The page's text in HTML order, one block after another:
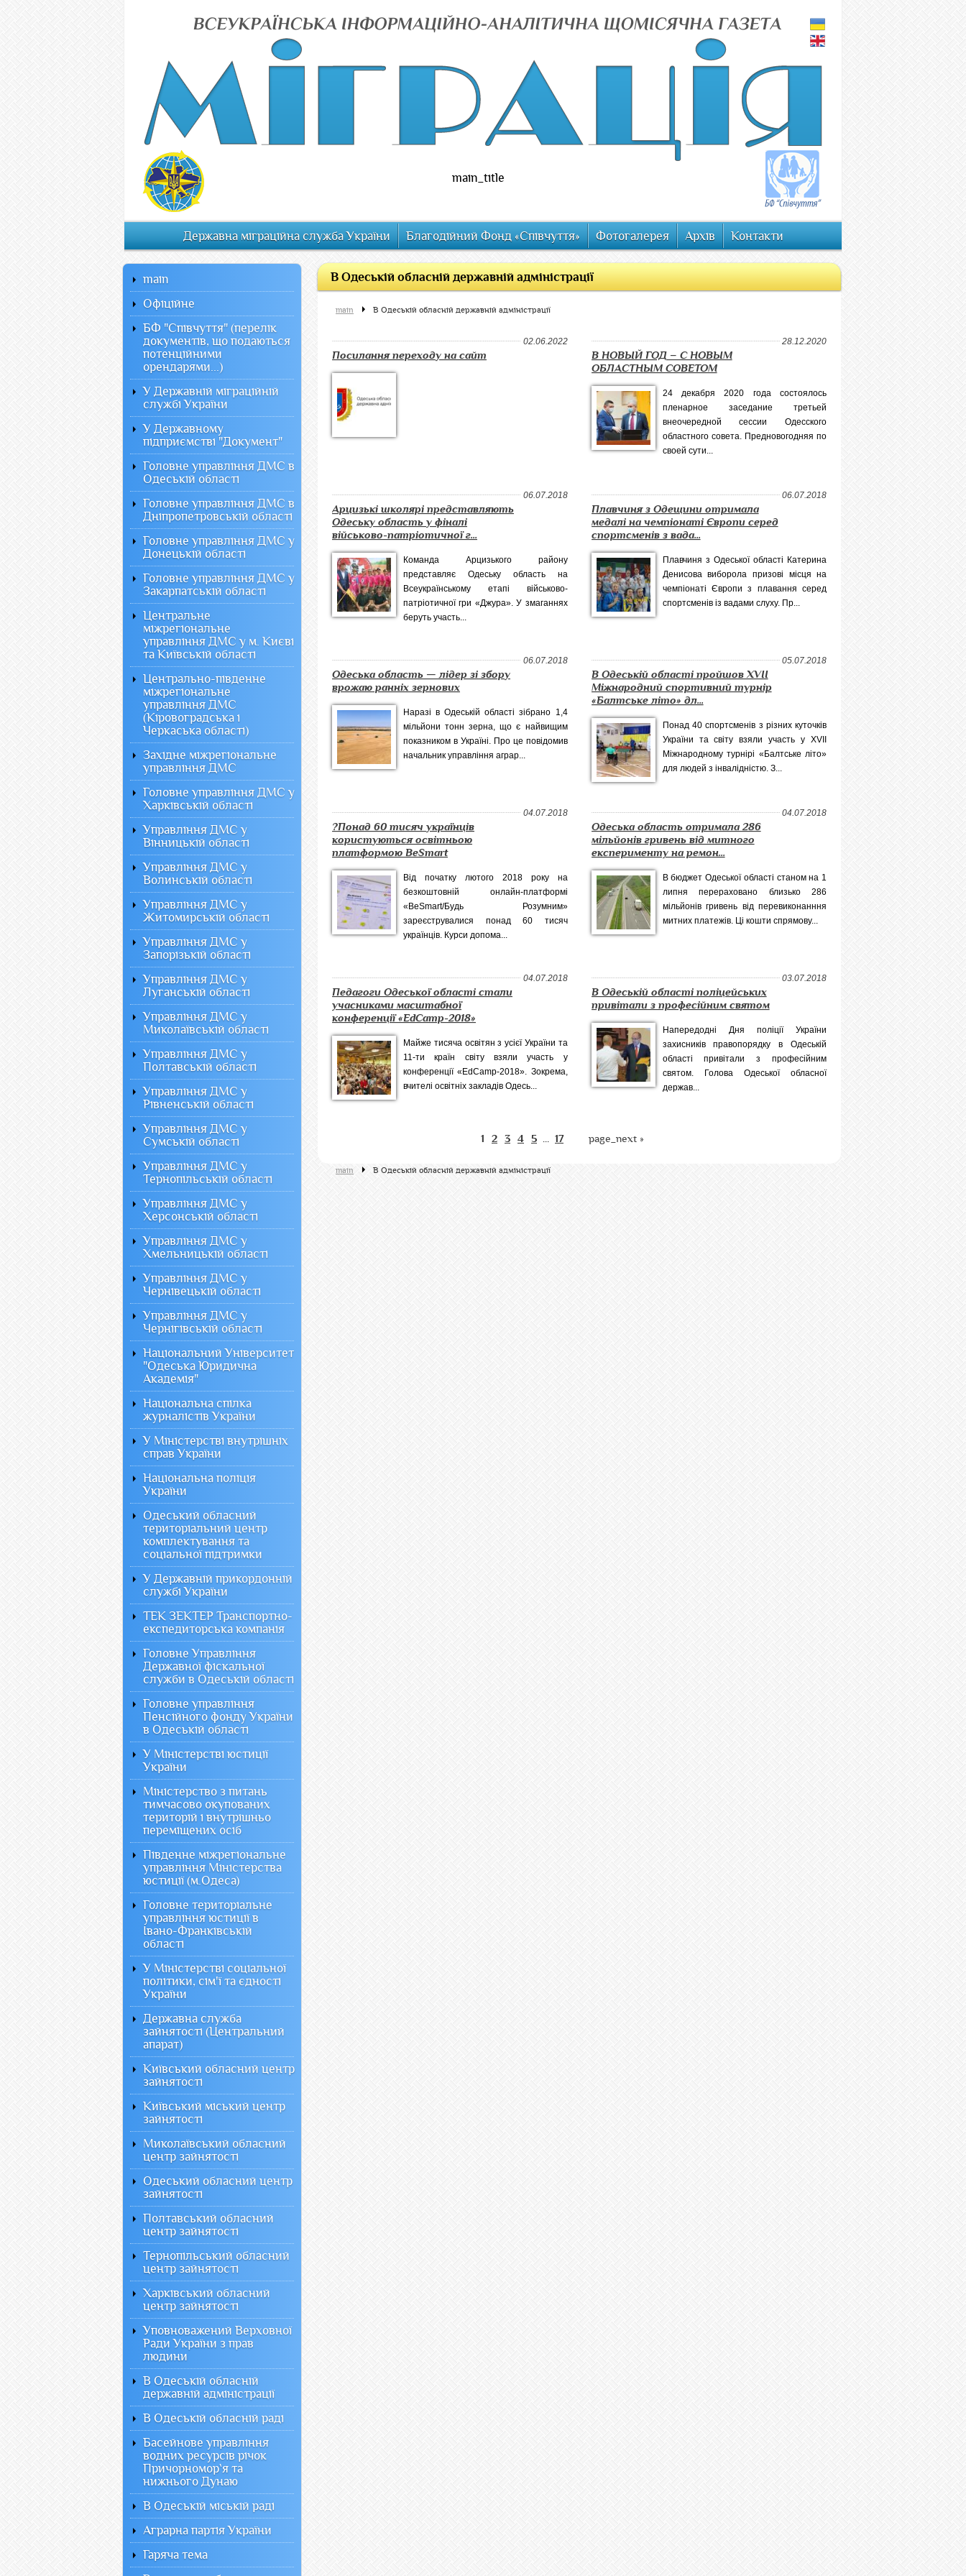
main_title
Державна міграційна служба України Благодійний Фонд «Співчуття» Фотогалерея Архів Контакти
В Одеській обласній державній адміністрації
main В Одеській обласній державній адміністрації
02.06.2022
Посилання переходу на сайт
28.12.2020
В НОВЫЙ ГОД – С НОВЫМ
ОБЛАСТНЫМ СОВЕТОМ
24 декабря 2020 года состоялось
пленарное заседание третьей
внеочередной сессии Одесского
областного совета. Предновогодняя по
своей сути...
06.07.2018
Арцизькі школярі представляють
Одеську область у фіналі
військово-патріотичної г...
Команда Арцизького району
представляє Одеську область на
Всеукраїнському етапі військово-
патріотичної гри «Джура». У змаганнях
беруть участь...
06.07.2018
Плавчиня з Одещини отримала
медалі на чемпіонаті Європи серед
спортсменів з вада...
Плавчиня з Одеської області Катерина
Денисова виборола призові місця на
чемпіонаті Європи з плавання серед
спортсменів із вадами слуху. Пр...
06.07.2018
Одеська область — лідер зі збору
врожаю ранніх зернових
Наразі в Одеській області зібрано 1,4
мільйони тонн зерна, що є найвищим
показником в Україні. Про це повідомив
начальник управління аграр...
05.07.2018
В Одеській області пройшов XVII
Міжнародний спортивний турнір
«Балтське літо» дл...
Понад 40 спортсменів з різних куточків
України та світу взяли участь у XVII
Міжнародному турнірі «Балтське літо»
для людей з інвалідністю. З...
04.07.2018
?Понад 60 тисяч українців
користуються освітньою
платформою BeSmart
Від початку лютого 2018 року на
безкоштовній онлайн-платформі
«BeSmart/Будь Розумним»
зареєструвалися понад 60 тисяч
українців. Курси допома...
04.07.2018
Одеська область отримала 286
мільйонів гривень від митного
експерименту на ремон...
В бюджет Одеської області станом на 1
липня перераховано близько 286
мільйонів гривень від перевиконанння
митних платежів. Ці кошти спрямову...
04.07.2018
Педагоги Одеської області стали
учасниками масштабної
конференції «EdCamp-2018»
Майже тисяча освітян з усієї України та
11-ти країн світу взяли участь у
конференції «EdCamp-2018». Зокрема,
вчителі освітніх закладів Одесь...
03.07.2018
В Одеській області поліцейських
привітали з професійним святом
Напередодні Дня поліції України
захисників правопорядку в Одеській
області привітали з професійним
святом. Голова Одеської обласної
держав...
1 2 3 4 5 ... 17 page_next »
main В Одеській обласній державній адміністрації
main
Офiцiйне
БФ "Співчуття" (перелік
документів, що подаються
потенційними
орендарями...)
У Державній міграційній
службі України
У Державному
підприємстві "Документ"
Головне управління ДМС в
Одеській області
Головне управління ДМС в
Дніпропетровській області
Головне управління ДМС у
Донецькій області
Головне управління ДМС у
Закарпатській області
Центральне
міжрегіональне
управління ДМС у м. Києві
та Київській області
Центрально-південне
міжрегіональне
управління ДМС
(Кіровоградська і
Черкаська області)
Західне міжрегіональне
управління ДМС
Головне управління ДМС у
Харківській області
Управління ДМС у
Вінницькій області
Управління ДМС у
Волинській області
Управління ДМС у
Житомирській області
Управління ДМС у
Запорізькій області
Управління ДМС у
Луганській області
Управління ДМС у
Миколаївській області
Управління ДМС у
Полтавській області
Управління ДМС у
Рівненській області
Управління ДМС у
Сумській області
Управління ДМС у
Тернопільській області
Управління ДМС у
Херсонській області
Управління ДМС у
Хмельницькій області
Управління ДМС у
Чернівецькій області
Управління ДМС у
Чернігівській області
Національний Університет
"Одеська Юридична
Академія"
Національна спілка
журналістів України
У Міністерстві внутрішніх
справ України
Національна поліція
України
Одеський обласний
територіальний центр
комплектування та
соціальної підтримки
У Державній прикордонній
службі України
ТЕК ЗЕКТЕР Транспортно-
експедиторська компанія
Головне Управління
Державної фіскальної
служби в Одеській області
Головне управління
Пенсійного фонду України
в Одеській області
У Міністерстві юстиції
України
Міністерство з питань
тимчасово окупованих
територій і внутрішньо
переміщених осіб
Південне міжрегіональне
управління Міністерства
юстиції (м.Одеса)
Головне територіальне
управління юстиції в
Івано-Франківській
області
У Міністерстві соціальної
політики, сім'ї та єдності
України
Державна служба
зайнятості (Центральний
апарат)
Київський обласний центр
зайнятості
Київський міський центр
зайнятості
Миколаївський обласний
центр зайнятості
Одеський обласний центр
зайнятості
Полтавський обласний
центр зайнятості
Тернопільський обласний
центр зайнятості
Харківський обласний
центр зайнятості
Уповноважений Верховної
Ради України з прав
людини
В Одеській обласній
державній адміністрації
В Одеській обласній раді
Басейнове управління
водних ресурсів річок
Причорномор`я та
нижнього Дунаю
В Одеській міській раді
Аграрна партія України
Гаряча тема